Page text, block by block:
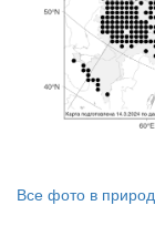
Все фото в